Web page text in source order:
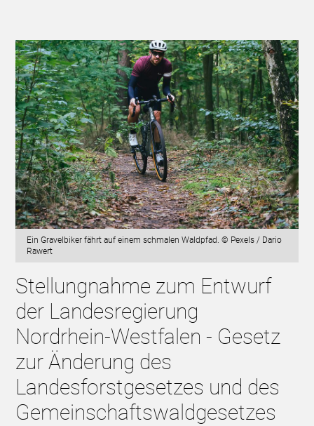
Ein Gravelbiker fährt auf einem schmalen Waldpfad. © Pexels / Dario
Rawert
Stellungnahme zum Entwurf
der Landesregierung
Nordrhein-Westfalen - Gesetz
zur Änderung des
Landesforstgesetzes und des
Gemeinschaftswaldgesetzes